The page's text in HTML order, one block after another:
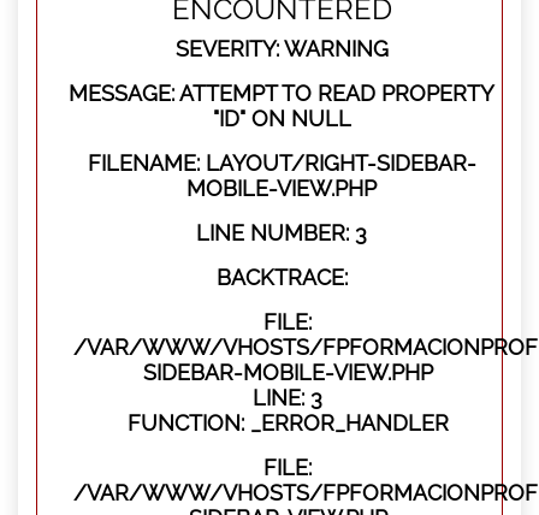
ENCOUNTERED
SEVERITY: WARNING
MESSAGE: ATTEMPT TO READ PROPERTY
"ID" ON NULL
FILENAME: LAYOUT/RIGHT-SIDEBAR-
MOBILE-VIEW.PHP
LINE NUMBER: 3
BACKTRACE:
FILE:
/VAR/WWW/VHOSTS/
SIDEBAR-MOBILE-VIEW.PHP
LINE: 3
FUNCTION: _ERROR_HANDLER
FILE:
/VAR/WWW/VHOSTS/